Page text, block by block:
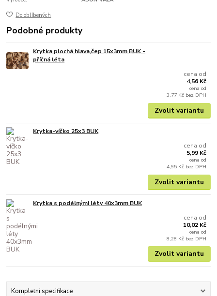
Do oblíbených
Podobné produkty
Krytka plochá hlava,čep 15x3mm BUK -
příčná léta
cena od
4,56 Kč
cena od
3,77 Kč bez DPH
Zvolit variantu
Krytka-víčko 25x3 BUK
cena od
5,99 Kč
cena od
4,95 Kč bez DPH
Zvolit variantu
Krytka s podélnými léty 40x3mm BUK
cena od
10,02 Kč
cena od
8,28 Kč bez DPH
Zvolit variantu
Kompletní specifikace